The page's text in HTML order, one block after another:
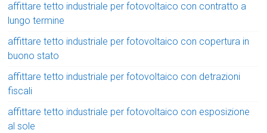
affittare tetto industriale per fotovoltaico con contratto a
lungo termine
affittare tetto industriale per fotovoltaico con copertura in
buono stato
affittare tetto industriale per fotovoltaico con detrazioni
fiscali
affittare tetto industriale per fotovoltaico con esposizione
al sole